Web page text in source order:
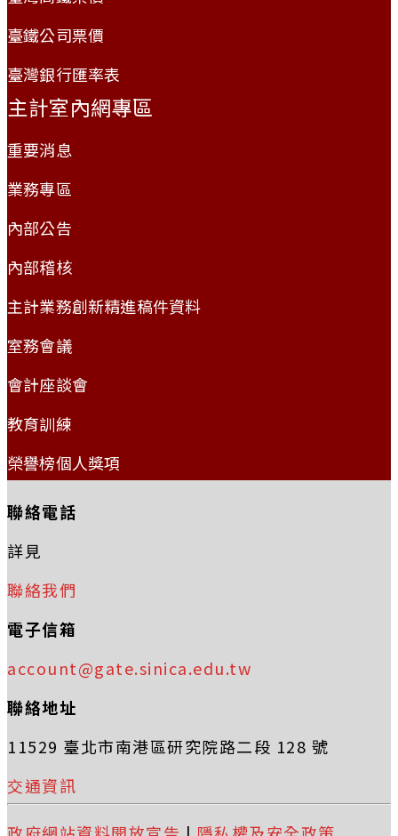
臺鐵公司票價
臺灣銀行匯率表
主計室內網專區
重要消息
業務專區
內部公告
內部稽核
主計業務創新精進稿件資料
室務會議
會計座談會
教育訓練
榮譽榜個人獎項
聯絡電話
詳見
聯絡我們
電子信箱
account@gate.sinica.edu.tw
聯絡地址
11529 臺北市南港區研究院路二段 128 號
交通資訊